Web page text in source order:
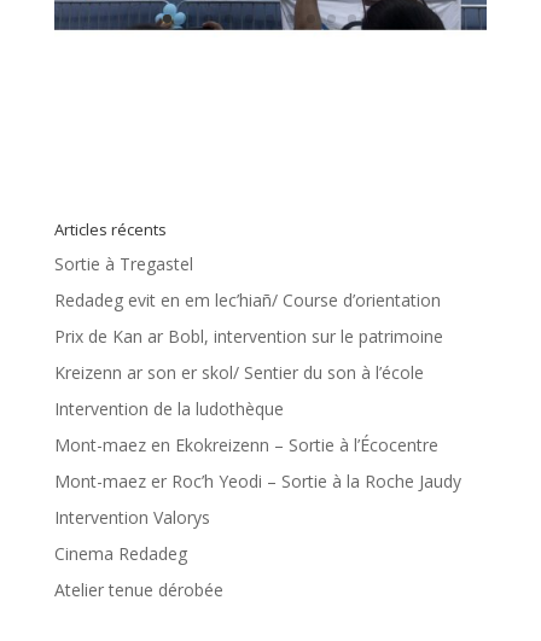
Articles récents
Sortie à Tregastel
Redadeg evit en em lec’hiañ/ Course d’orientation
Prix de Kan ar Bobl, intervention sur le patrimoine
Kreizenn ar son er skol/ Sentier du son à l’école
Intervention de la ludothèque
Mont-maez en Ekokreizenn – Sortie à l’Écocentre
Mont-maez er Roc’h Yeodi – Sortie à la Roche Jaudy
Intervention Valorys
Cinema Redadeg
Atelier tenue dérobée